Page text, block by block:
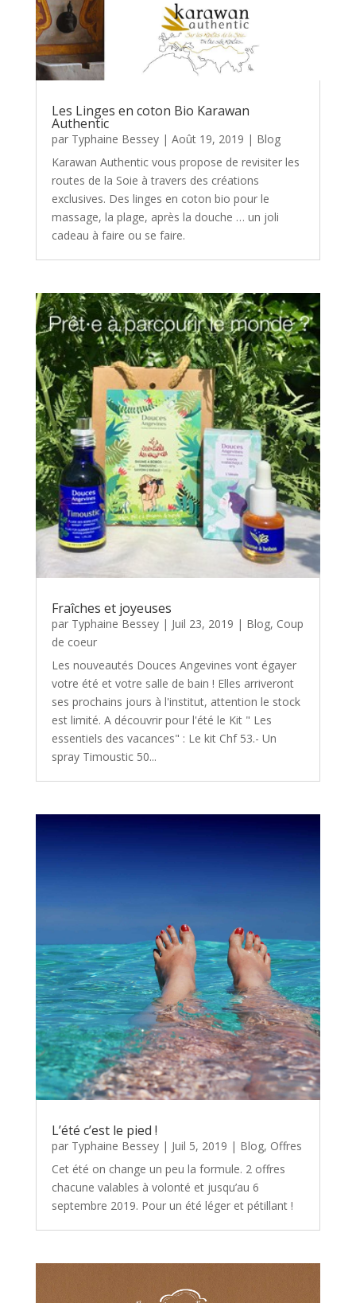
Les Linges en coton Bio Karawan
Authentic
par Typhaine Bessey| Août 19, 2019 | Blog
Karawan Authentic vous propose de revisiter les
routes de la Soie à travers des créations
exclusives. Des linges en coton bio pour le
massage, la plage, après la douche … un joli
cadeau à faire ou se faire.
Fraîches et joyeuses
par Typhaine Bessey| Juil 23, 2019 | Blog, Coup
de coeur
Les nouveautés Douces Angevines vont égayer
votre été et votre salle de bain ! Elles arriveront
ses prochains jours à l'institut, attention le stock
est limité. A découvrir pour l'été le Kit " Les
essentiels des vacances" : Le kit Chf 53.- Un
spray Timoustic 50...
L’été c’est le pied !
par Typhaine Bessey| Juil 5, 2019 | Blog, Offres
Cet été on change un peu la formule. 2 offres
chacune valables à volonté et jusqu’au 6
septembre 2019. Pour un été léger et pétillant !